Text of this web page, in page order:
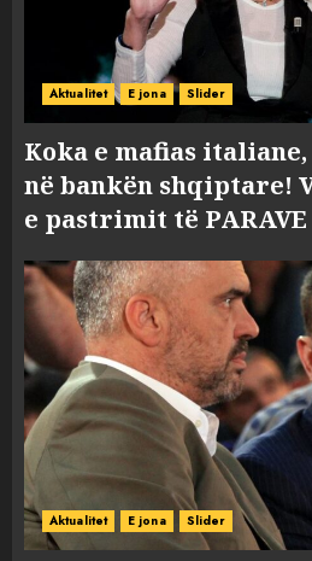
Aktualitet E jona Slider
Koka e mafias
në bankën shqiptare!
e pastrimit të
Aktualitet E jona Slider